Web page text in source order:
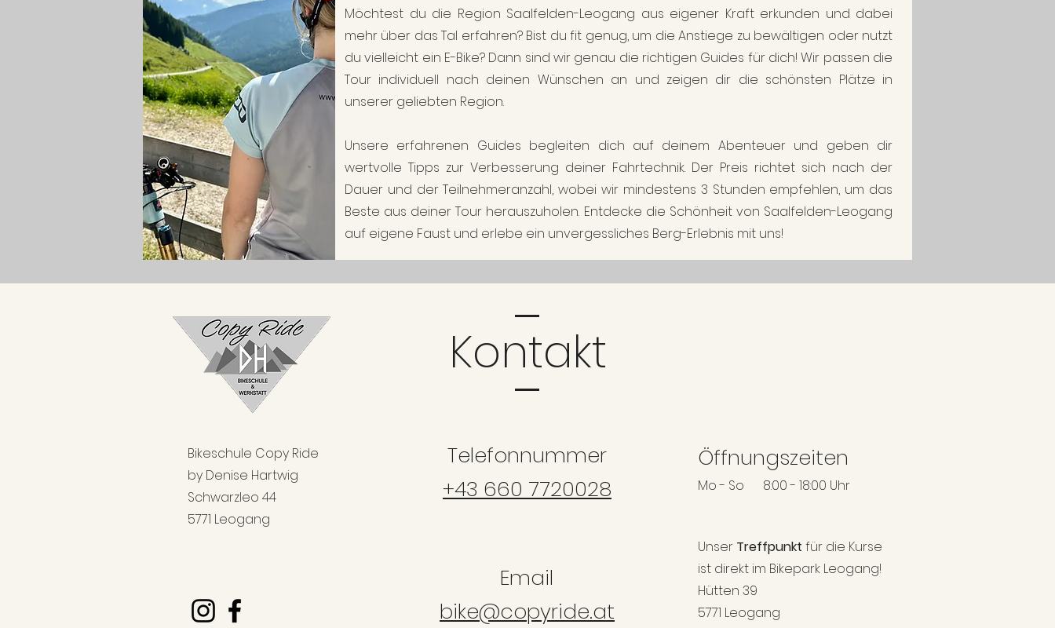
Möchtest du die Region Saalfelden-Leogang aus eigener Kraft erkunden und dabei
mehr über das Tal erfahren? Bist du fit genug, um die Anstiege zu bewältigen oder nutzt
du vielleicht ein E-Bike? Dann sind wir genau die richtigen Guides für dich! Wir passen die
Tour individuell nach deinen Wünschen an und zeigen dir die schönsten Plätze in
unserer geliebten Region.
Unsere erfahrenen Guides begleiten dich auf deinem Abenteuer und geben dir
wertvolle Tipps zur Verbesserung deiner Fahrtechnik. Der Preis richtet sich nach der
Dauer und der Teilnehmeranzahl, wobei wir mindestens 3 Stunden empfehlen, um das
Beste aus deiner Tour herauszuholen. Entdecke die Schönheit von Saalfelden-Leogang
auf eigene Faust und erlebe ein unvergessliches Berg-Erlebnis mit uns!
Bikeschule Copy Ride
by Denise Hartwig
Schwarzleo 44
5771 Leogang
Kontakt
Telefonnummer
+43 660 7720028
Email
bike@copyride.at
Öffnungszeiten
Mo - So 8:00 - 18:00 Uhr
Unser Treffpunkt für die Kurse
ist direkt im Bikepark Leogang!
Hütten 39
5771 Leogang